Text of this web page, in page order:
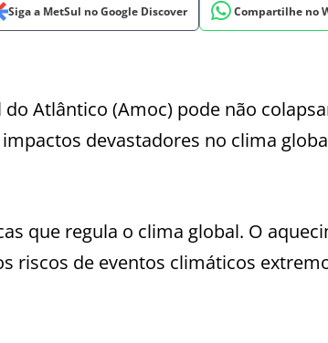
Siga a MetSul no Google Discover Compartilhe no
Atlântico (Amoc) pode não
devastadores no clima
que regula o clima global. O
riscos de eventos climáticos